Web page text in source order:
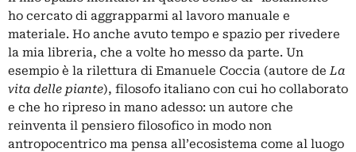
ho cercato di aggrapparmi al lavoro manuale e
materiale. Ho anche avuto tempo e spazio per rivedere
la mia libreria, che a volte ho messo da parte. Un
esempio è la rilettura di Emanuele Coccia (autore deLa
vita delle piante), filosofo italiano con cui ho collaborato
e che ho ripreso in mano adesso: un autore che
reinventa il pensiero filosofico in modo non
antropocentrico ma pensa all’ecosistema come al luogo